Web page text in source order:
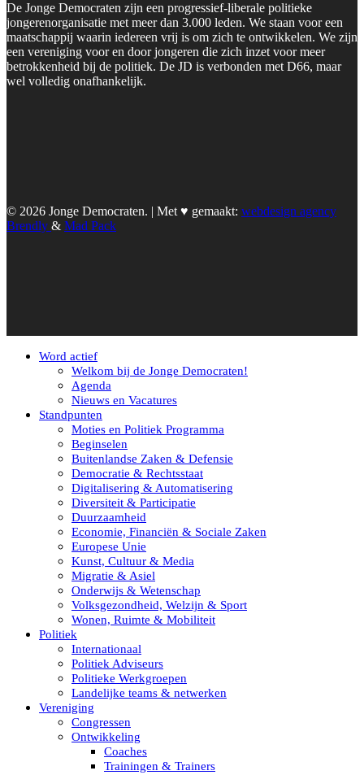
De Jonge Democraten zijn een progressief-liberale politieke
jongerenorganisatie met meer dan 3.000 leden. We staan voor een
maatschappij waarin iedereen vrij is om zich te ontwikkelen. We zijn
een vereniging voor en door jongeren die zich inzet voor meer
betrokkenheid bij de politiek. De JD is verbonden met D66, maar
wel volledig onafhankelijk.
© 2026 Jonge Democraten. | Met ♥︎ gemaakt: webdesign agency
Brendly & Mad Pack
Word actief
Welkom bij de Jonge Democraten!
Agenda
Nieuws en Vacatures
Standpunten
Moties en Politiek Programma
Beginselen
Buitenlandse Zaken & Defensie
Democratie & Rechtsstaat
Digitalisering & Automatisering
Diversiteit & Participatie
Duurzaamheid
Economie, Financiën & Sociale Zaken
Europese Unie
Kunst, Cultuur & Media
Migratie & Asiel
Onderwijs & Wetenschap
Volksgezondheid, Welzijn & Sport
Wonen, Ruimte & Mobiliteit
Politiek
Internationaal
Politiek Adviseurs
Politieke Werkgroepen
Landelijke teams & netwerken
Vereniging
Congressen
Ontwikkeling
Coaches
Trainingen & Trainers